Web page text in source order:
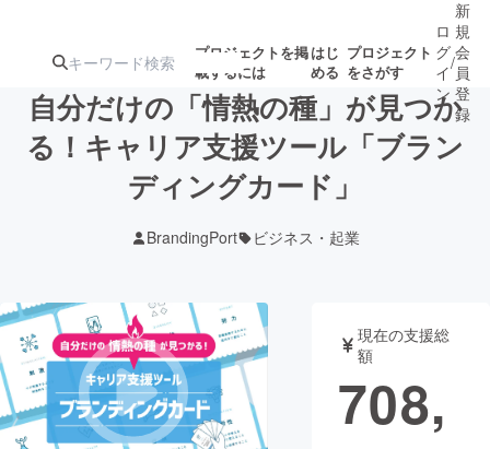
プロジェクトを掲
載するには
はじ
める
プロジェクト
をさがす
注目のリ 注目の新着プロ募集終了が近いプ
テクノロジー・ガジェット
映像・映画 書籍・雑誌
ロ
グ
イ
ン
/
新
規
会
員
登
録
自分だけの「情熱の種」が見つか
る！キャリア支援ツール「ブラン
ディングカード」
BrandingPort ビジネス・起業
現在の支援総
額
708,